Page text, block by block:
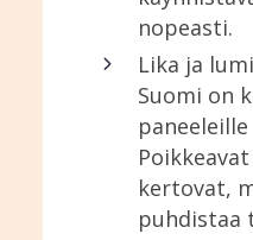
nopeasti.
Lika ja
Suomi on
kertovat,
puhdistaa